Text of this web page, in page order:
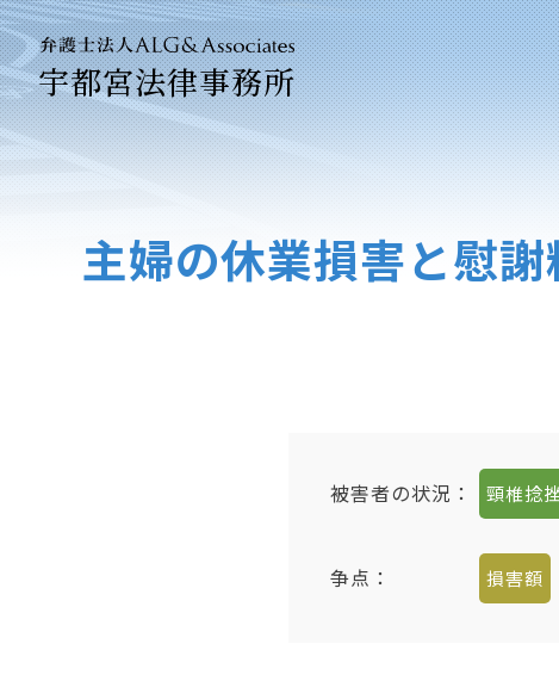
宇都宮法律事務所
法人のお客様
主婦の休業損害と慰
被害者の状況： 頸椎捻
争点： 損害額